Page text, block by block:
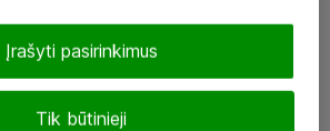
Vilnius
Tik būtinieji
Įrašyti pasirinkimus